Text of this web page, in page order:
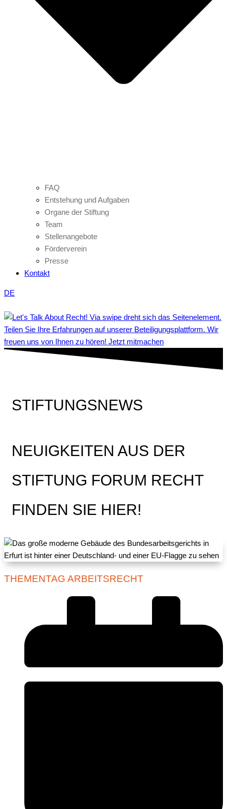
FAQ
Entstehung und Aufgaben
Organe der Stiftung
Team
Stellenangebote
Förderverein
Presse
Kontakt
DE
Teilen Sie Ihre Erfahrungen auf unserer Beteiligungsplattform. Wir
freuen uns von Ihnen zu hören! Jetzt mitmachen
STIFTUNGSNEWS
NEUIGKEITEN AUS DER
STIFTUNG FORUM RECHT
FINDEN SIE HIER!
THEMENTAG ARBEITSRECHT